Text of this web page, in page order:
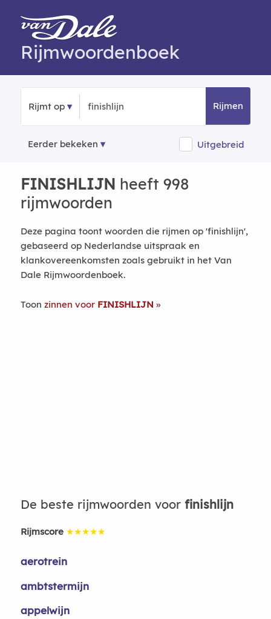
Rijmwoordenboek
Rijmt op Rijmen
Eerder bekeken Uitgebreid
FINISHLIJN heeft 998
rijmwoorden
Deze pagina toont woorden die rijmen op 'finishlijn',
gebaseerd op Nederlandse uitspraak en
klankovereenkomsten zoals gebruikt in het Van
Dale Rijmwoordenboek.
Toon zinnen voor FINISHLIJN
De beste rijmwoorden voor finishlijn
Rijmscore ★★★★★
aerotrein
ambtstermijn
appelwijn